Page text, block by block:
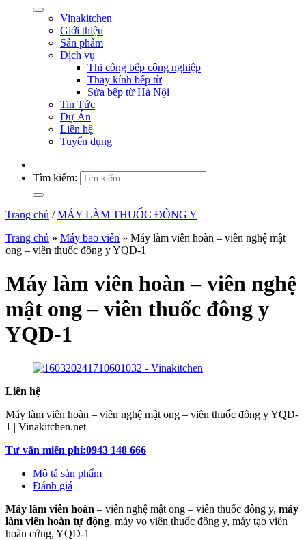
Vinakitchen
Giới thiệu
Sản phẩm
Dịch vụ
Thi công bếp công nghiệp
Thay kính bếp từ
Sửa bếp từ Hà Nội
Tin Tức
Dự Án
Liên hệ
Tuyển dụng
Tìm kiếm:
Trang chủ / MÁY LÀM THUỐC ĐÔNG Y
Trang chủ » Máy bao viên » Máy làm viên hoàn – viên nghệ mật
ong – viên thuốc đông y YQD-1
Máy làm viên hoàn – viên nghệ
mật ong – viên thuốc đông y
YQD-1
Liên hệ
Máy làm viên hoàn – viên nghệ mật ong – viên thuốc đông y YQD-
1 | Vinakitchen.net
Tư vấn miến phí:0943 148 666
Mô tả sản phẩm
Đánh giá
Máy làm viên hoàn – viên nghệ mật ong – viên thuốc đông y, máy
làm viên hoàn tự động, máy vo viên thuốc đông y, máy tạo viên
hoàn cứng, YQD-1